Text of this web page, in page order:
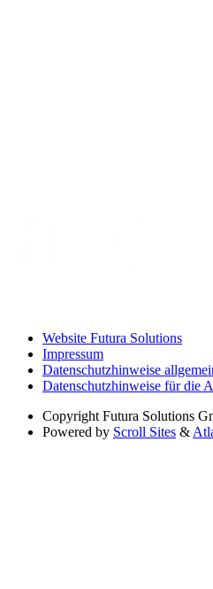
Website Futura Solutions
Impressum
Datenschutzhinweise
Datenschutzhinweise für die
Copyright Futura Solutions
Powered by Scroll Sites &